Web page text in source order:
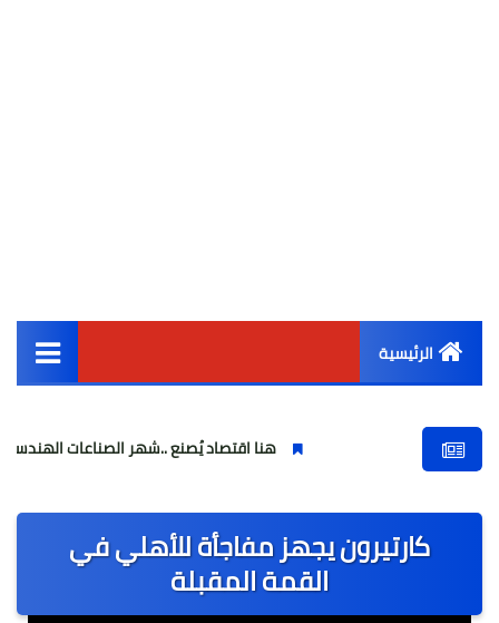
الرئيسية
أخبار مصر
عالمى
الرياضة
هنا اقتصاد يُصنع ..شهر الصناعات الهندسية : حيث تتحول
كارتيرون يجهز مفاجأة للأهلي في
القمة المقبلة